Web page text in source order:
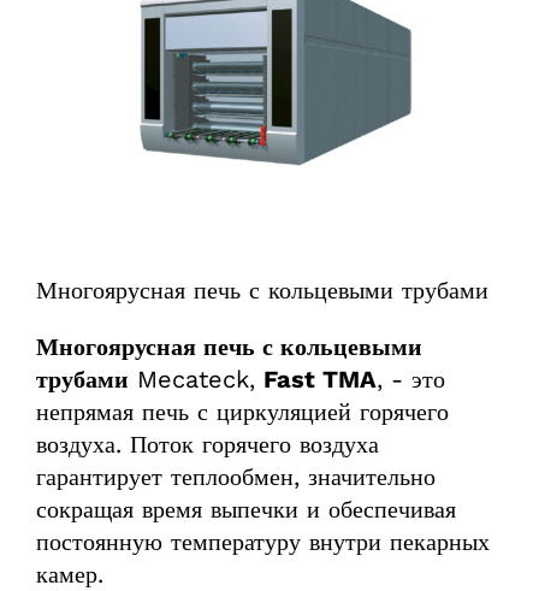
Многоярусная печь с кольцевыми трубами
Многоярусная печь с кольцевыми
трубами Mecateck, Fast TMA, - это
непрямая печь с циркуляцией горячего
воздуха. Поток горячего воздуха
гарантирует теплообмен, значительно
сокращая время выпечки и обеспечивая
постоянную температуру внутри пекарных
камер.